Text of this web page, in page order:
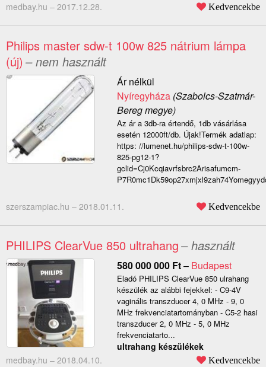
medbay.hu – 2017.12.28. Kedvencekbe
Philips master sdw-t 100w 825 nátrium lámpa
(új) – nem használt
Ár nélkül
Nyíregyháza(Szabolcs-Szatmár-
Bereg megye)
Az ár a 3db-ra értendő, 1db vásárlása
esetén 12000ft/db. Újak!Termék adatlap:
https: //lumenet.hu/philips-sdw-t-100w-
825-pg12-1?
gclid=Cj0Kcqiavrfsbrc2Arisafumcm-
szerszampiac.hu – 2018.01.11. Kedvencekbe
PHILIPS ClearVue 850 ultrahang– használt
580 000 000 Ft– Budapest
Eladó PHILIPS ClearVue 850 ulrahang
készülék az alábbi fejekkel: - C9-4V
vaginális transzducer 4, 0 MHz - 9, 0
MHz frekvenciatartományban - C5-2 hasi
transzducer 2, 0 MHz - 5, 0 MHz
frekvenciatarto...
ultrahang készülékek
medbay.hu – 2018.04.10. Kedvencekbe